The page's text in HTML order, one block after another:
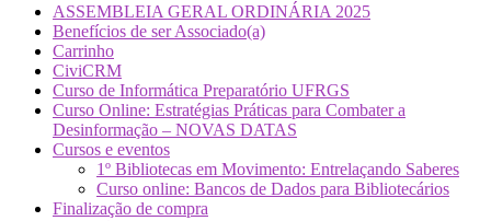
ASSEMBLEIA GERAL ORDINÁRIA 2025
Benefícios de ser Associado(a)
Carrinho
CiviCRM
Curso de Informática Preparatório UFRGS
Curso Online: Estratégias Práticas para Combater a
Desinformação – NOVAS DATAS
Cursos e eventos
1º Bibliotecas em Movimento: Entrelaçando Saberes
Curso online: Bancos de Dados para Bibliotecários
Finalização de compra